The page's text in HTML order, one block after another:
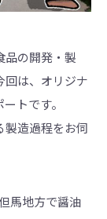
品の開発・製
回は、オリジナ
トです。
製造過程をお伺
馬地方で醤油